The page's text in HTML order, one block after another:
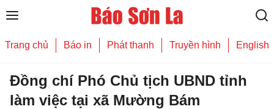
Trang chủ Báo in Phát thanh Truyền hình English
Đồng chí Phó Chủ tịch UBND tỉnh
làm việc tại xã Mường Bám